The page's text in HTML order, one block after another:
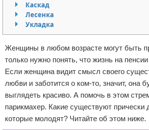
Уход за ногтями
Макияж
СПА процедуры
Парфюмерия
Прически
Разное
Отказ от ответственности
Каскад
Лесенка
Укладка
Женщины в любом возрасте могут быть
только нужно понять, что жизнь на
Если женщина видит смысл своего
любви и заботится о ком-то, значит, она
выглядеть красиво. А помочь в этом
парикмахер. Какие существуют
которые молодят? Читайте об этом ниже.